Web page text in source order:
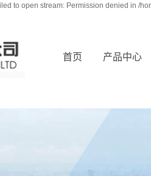
to open stream: Permission denied in /
首页 产品中心